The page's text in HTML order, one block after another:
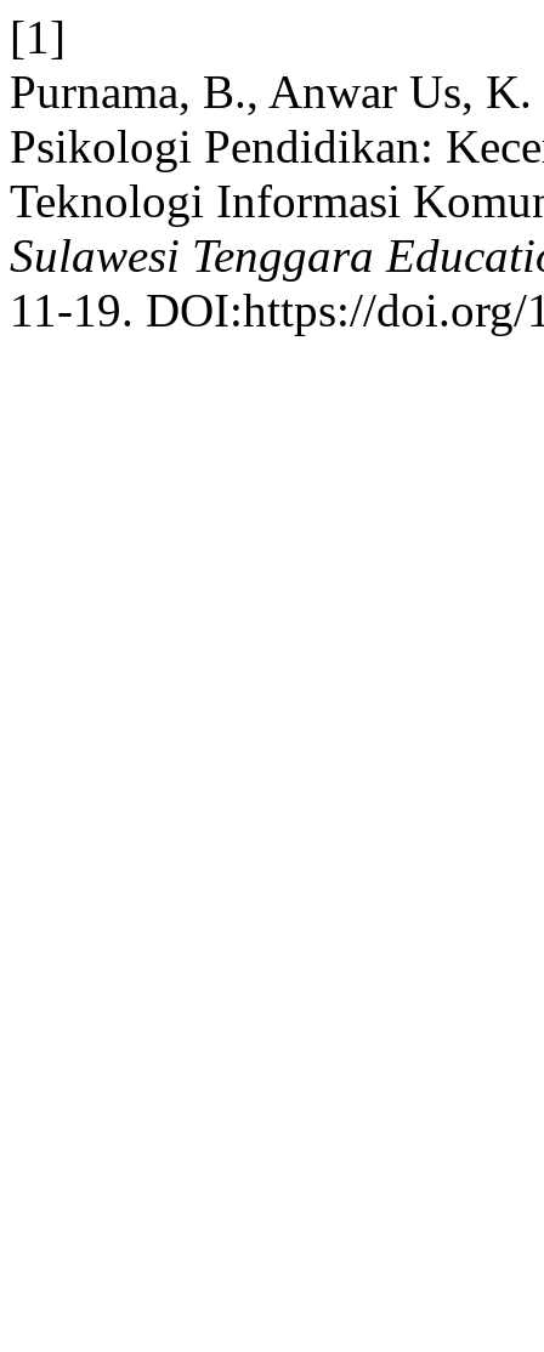
[1]
Purnama, B., Anwar Us,
Psikologi Pendidikan:
Teknologi Informasi
Sulawesi Tenggara
11-19. DOI:https://